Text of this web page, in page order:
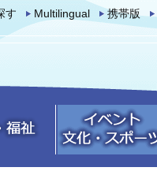
す Multilingual 携帯版